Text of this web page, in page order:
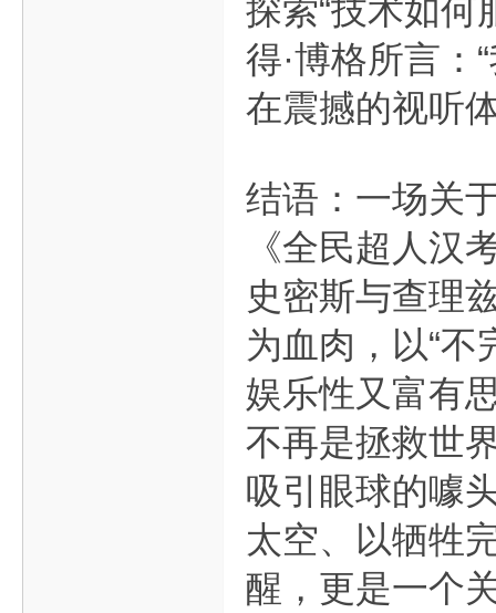
探索“技术如何
得·博格所言：
在震撼的视听
结语：一场关
《全民超人汉
史密斯与查理
为血肉，以“
娱乐性又富有
不再是拯救世
吸引眼球的噱
太空、以牺牲
醒，更是一个